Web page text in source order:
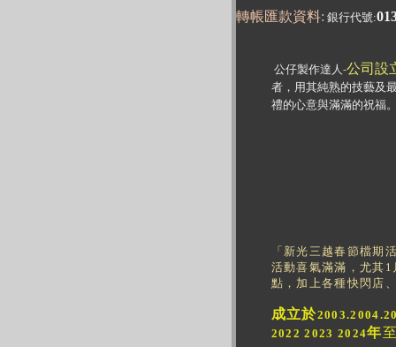
轉帳匯款資料: 銀行代號:
公仔製作達人-公司設
者，用其純熟的技藝及
禮的心意與滿滿的祝福
「 新光三越春節檔期
活動喜氣滿滿，尤其
點，加上各種快閃店
成立於
2022 2023 2024年